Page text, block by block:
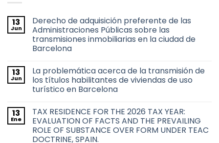
13
Jun
Derecho de adquisición preferente de las
Administraciones Públicas sobre las
transmisiones inmobiliarias en la ciudad de
Barcelona
comentarios
en
Derecho
de
de
las
Administraciones
Públicas
sobre
las
13
Jun
La problemática acerca de la transmisión de
los títulos habilitantes de viviendas de uso
turístico en Barcelona
comentarios
en
La
problemática
acerca
13
Ene
TAX RESIDENCE FOR THE 2026 TAX YEAR:
EVALUATION OF FACTS AND THE PREVAILING
ROLE OF SUBSTANCE OVER FORM UNDER TEAC
DOCTRINE, SPAIN.